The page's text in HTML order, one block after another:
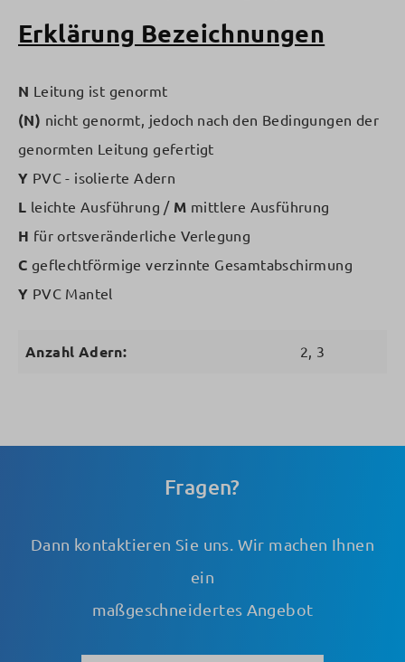
Erklärung Bezeichnungen
N Leitung ist genormt
(N) nicht genormt, jedoch nach den Bedingungen der
genormten Leitung gefertigt
Y PVC - isolierte Adern
L leichte Ausführung / M mittlere Ausführung
H für ortsveränderliche Verlegung
C geflechtförmige verzinnte Gesamtabschirmung
Y PVC Mantel
Anzahl Adern: 2, 3
Fragen?
Dann kontaktieren Sie uns. Wir machen Ihnen
ein
maßgeschneidertes Angebot